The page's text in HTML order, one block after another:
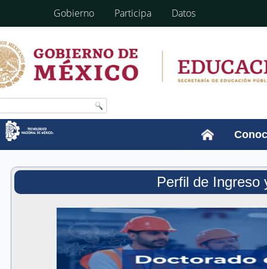
Gobierno Participa Datos
Perfil de Ingreso